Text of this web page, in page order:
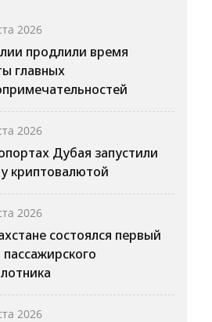
2026
продлили время
главных
2026
Дубая запустили
криптовалютой
2026
состоялся первый
пассажирского
2026